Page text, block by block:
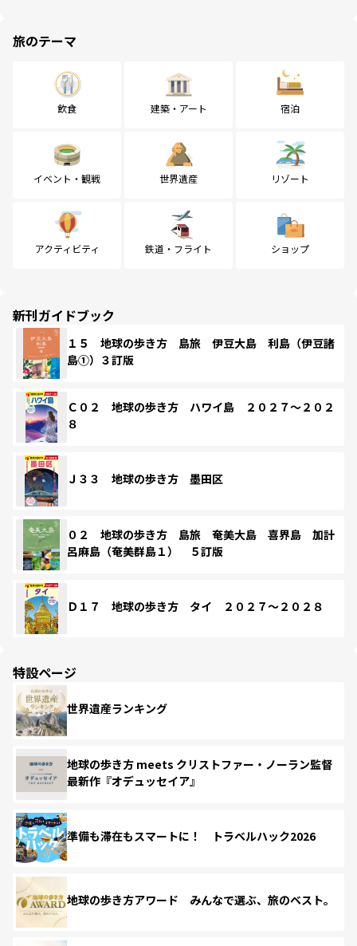
旅のテーマ
飲食 建築・アート 宿泊
イベント・観戦 世界遺産 リゾート
アクティビティ 鉄道・フライト ショップ
新刊ガイドブック
１５ 地球の歩き方 島旅 伊豆大島 利島（伊豆諸
島①）３訂版
Ｃ０２ 地球の歩き方 ハワイ島 ２０２７～２０２
８
Ｊ３３ 地球の歩き方 墨田区
０２ 地球の歩き方 島旅 奄美大島 喜界島 加計
呂麻島（奄美群島１） ５訂版
Ｄ１７ 地球の歩き方 タイ ２０２７～２０２８
特設ページ
世界遺産ランキング
地球の歩き方 meets クリストファー・ノーラン監督
最新作『オデュッセイア』
準備も滞在もスマートに！ トラベルハック2026
地球の歩き方アワード みんなで選ぶ、旅のベスト。